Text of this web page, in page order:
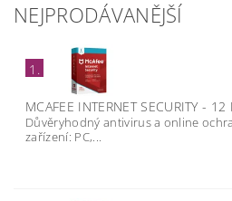
NEJPRODÁVANĚJŠÍ
1.
MCAFEE INTERNET SECURITY -
Důvěryhodný antivirus a online
zařízení: PC,...